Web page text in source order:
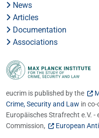
News
Articles
Documentation
Associations
eucrim is published by the
Crime, Security and Law in
Europäisches Strafrecht e.V.
Commission,
European